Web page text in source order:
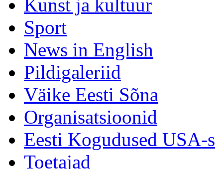
Kunst ja kultuur
Sport
News in English
Pildigaleriid
Väike Eesti Sõna
Organisatsioonid
Eesti Kogudused USA-s
Toetajad